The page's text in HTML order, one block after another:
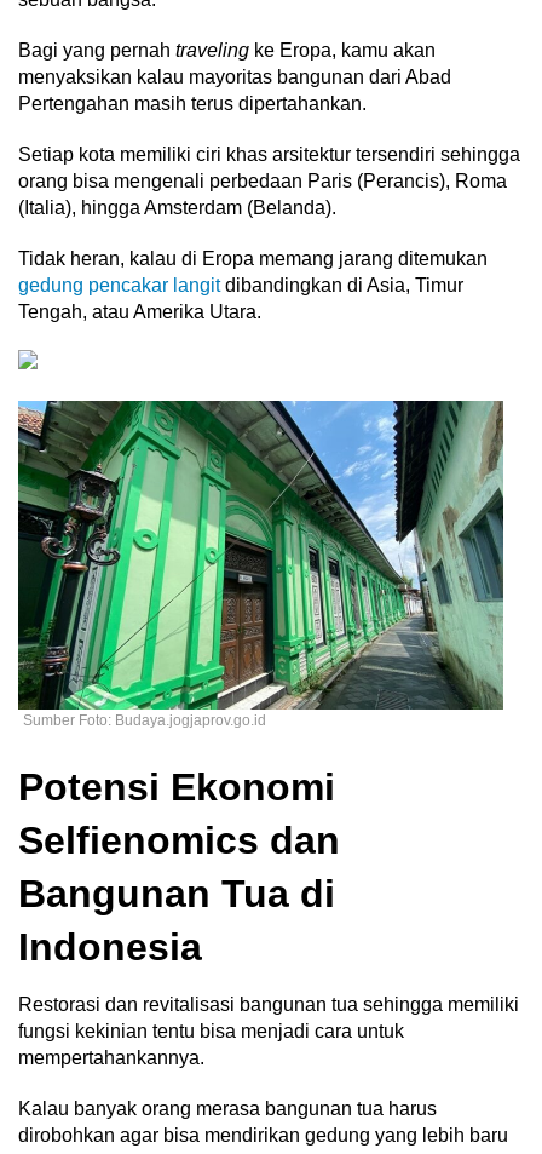
Bagi yang pernah traveling ke Eropa, kamu akan
menyaksikan kalau mayoritas bangunan dari Abad
Pertengahan masih terus dipertahankan.
Setiap kota memiliki ciri khas arsitektur tersendiri sehingga
orang bisa mengenali perbedaan Paris (Perancis), Roma
(Italia), hingga Amsterdam (Belanda).
Tidak heran, kalau di Eropa memang jarang ditemukan
gedung pencakar langitdibandingkan di Asia, Timur
Tengah, atau Amerika Utara.
Sumber Foto: Budaya.jogjaprov.go.id
Potensi Ekonomi
Selfienomics dan
Bangunan Tua di
Indonesia
Restorasi dan revitalisasi bangunan tua sehingga memiliki
fungsi kekinian tentu bisa menjadi cara untuk
mempertahankannya.
Kalau banyak orang merasa bangunan tua harus
dirobohkan agar bisa mendirikan gedung yang lebih baru